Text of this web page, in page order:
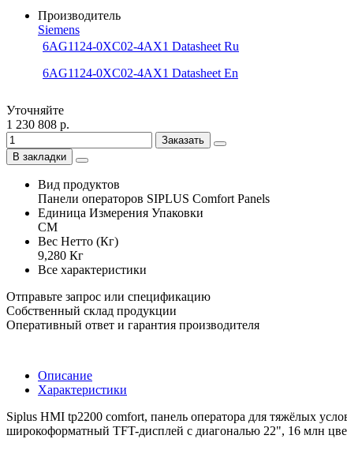
Производитель
Siemens
6AG1124-0XC02-4AX1 Datasheet Ru
6AG1124-0XC02-4AX1 Datasheet En
Уточняйте
1 230 808 р.
Заказать
В закладки
Вид продуктов
Панели операторов SIPLUS Comfort Panels
Единица Измерения Упаковки
CM
Вес Нетто (Кг)
9,280 Кг
Все характеристики
Отправьте запрос или спецификацию
Собственный склад продукции
Оперативный ответ и гарантия производителя
Описание
Характеристики
Siplus HMI tp2200 comfort, панель оператора для тяжёлых
широкоформатный TFT-дисплей с диагональю 22", 16 млн